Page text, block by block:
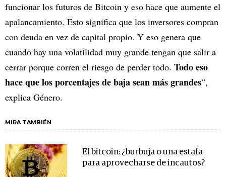
funcionar los futuros de Bitcoin y eso hace que aumente el
apalancamiento. Esto significa que los inversores compran
con deuda en vez de capital propio. Y eso genera que
cuando hay una volatilidad muy grande tengan que salir a
cerrar porque corren el riesgo de perder todo. Todo eso
hace que los porcentajes de baja sean más grandes”,
explica Género.
MIRA TAMBIÉN
El bitcoin: ¿burbuja o una estafa
para aprovecharse de incautos?